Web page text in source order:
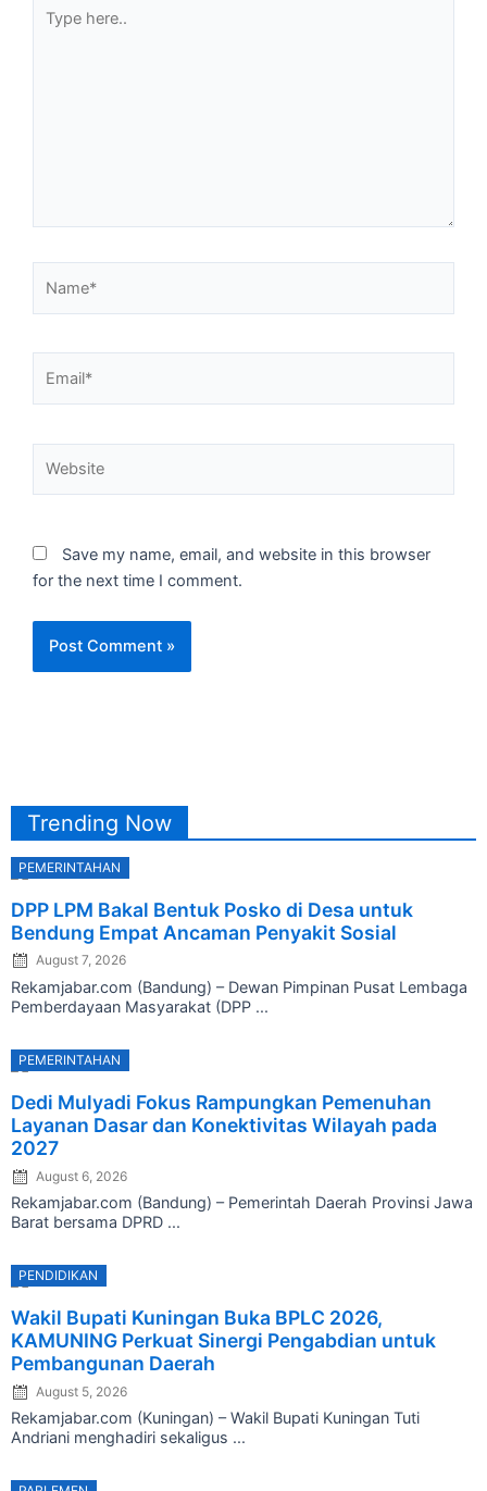
here..
Save my name, email, and website in this browser
for the next time I comment.
Trending Now
PEMERINTAHAN
DPP LPM Bakal Bentuk Posko di Desa untuk
Bendung Empat Ancaman Penyakit Sosial
on
August 7, 2026
Rekamjabar.com (Bandung) – Dewan Pimpinan Pusat Lembaga
Pemberdayaan Masyarakat (DPP ...
PEMERINTAHAN
Dedi Mulyadi Fokus Rampungkan Pemenuhan
Layanan Dasar dan Konektivitas Wilayah pada
2027
on
August 6, 2026
Rekamjabar.com (Bandung) – Pemerintah Daerah Provinsi Jawa
Barat bersama DPRD ...
PENDIDIKAN
Wakil Bupati Kuningan Buka BPLC 2026,
KAMUNING Perkuat Sinergi Pengabdian untuk
Pembangunan Daerah
on
August 5, 2026
Rekamjabar.com (Kuningan) – Wakil Bupati Kuningan Tuti
Andriani menghadiri sekaligus ...